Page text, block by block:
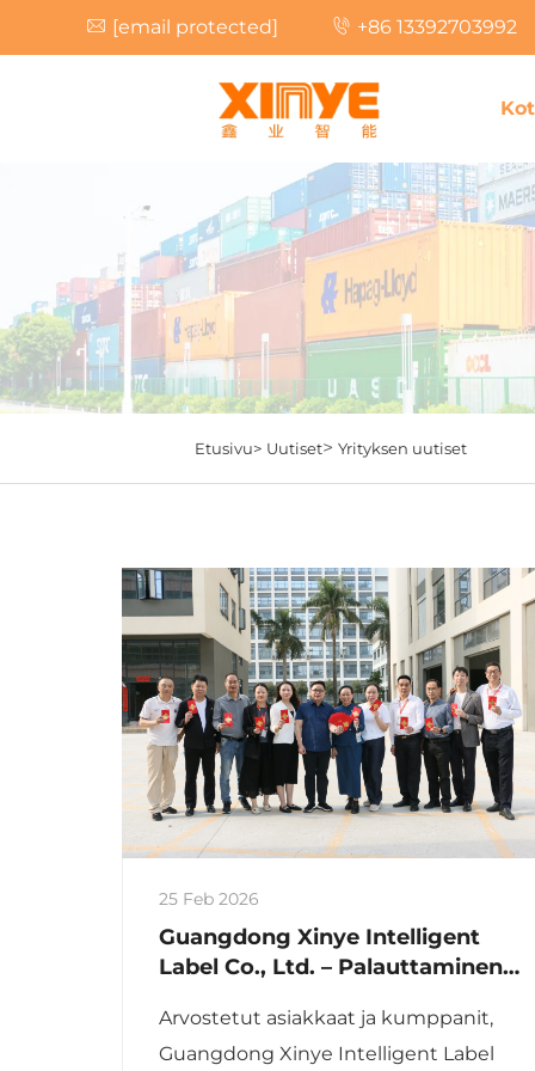
[email protected] +86 13392703992
Etusivu> Uutiset> Yrityksen uutiset
25 Feb 2026
Guangdong Xinye Intelligent
Label Co., Ltd. – Palauttaminen
kiinalaisen uuden vuoden 2026
jälkeen
Arvostetut asiakkaat ja kumppanit,
Guangdong Xinye Intelligent Label